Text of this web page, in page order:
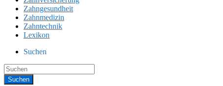
Zahngesundheit
Zahnmedizin
Zahntechnik
Lexikon
Suchen